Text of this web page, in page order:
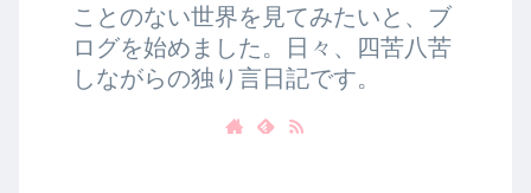
ことのない世界を見てみたいと、ブ
ログを始めました。日々、四苦八苦
しながらの独り言日記です。